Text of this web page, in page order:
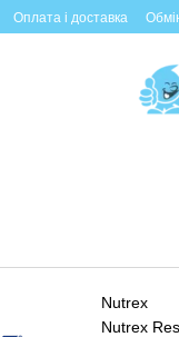
Оплата і доставка
Nutrex
Nutrex